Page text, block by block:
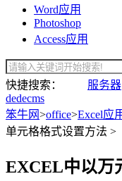
Word应用
Photoshop
Access应用
快捷搜索： 服务器
dedecms
笨牛网>office>Excel应
单元格格式设置方法 >
EXCEL中以万